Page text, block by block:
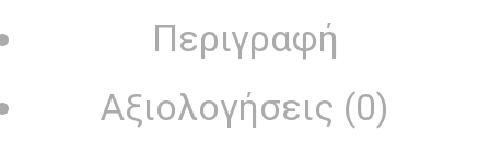
Περιγραφή
Αξιολογήσεις (0)